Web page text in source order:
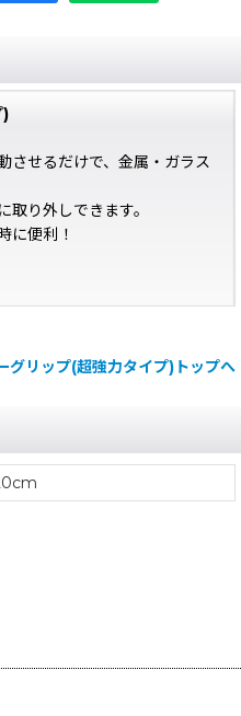
)
させるだけで、金属・ガラス
取り外しできます。
に便利！
グリップ(超強力タイプ)トップへ